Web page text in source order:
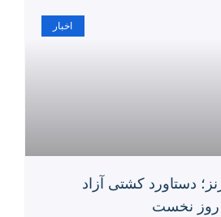
اخبار
نقره و 2 برنز؛ دستاورد کشتی آزاد
روز نخست